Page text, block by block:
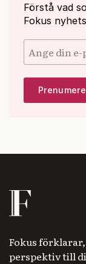
Förstå vad
Fokus
Fokus
perspektiv till